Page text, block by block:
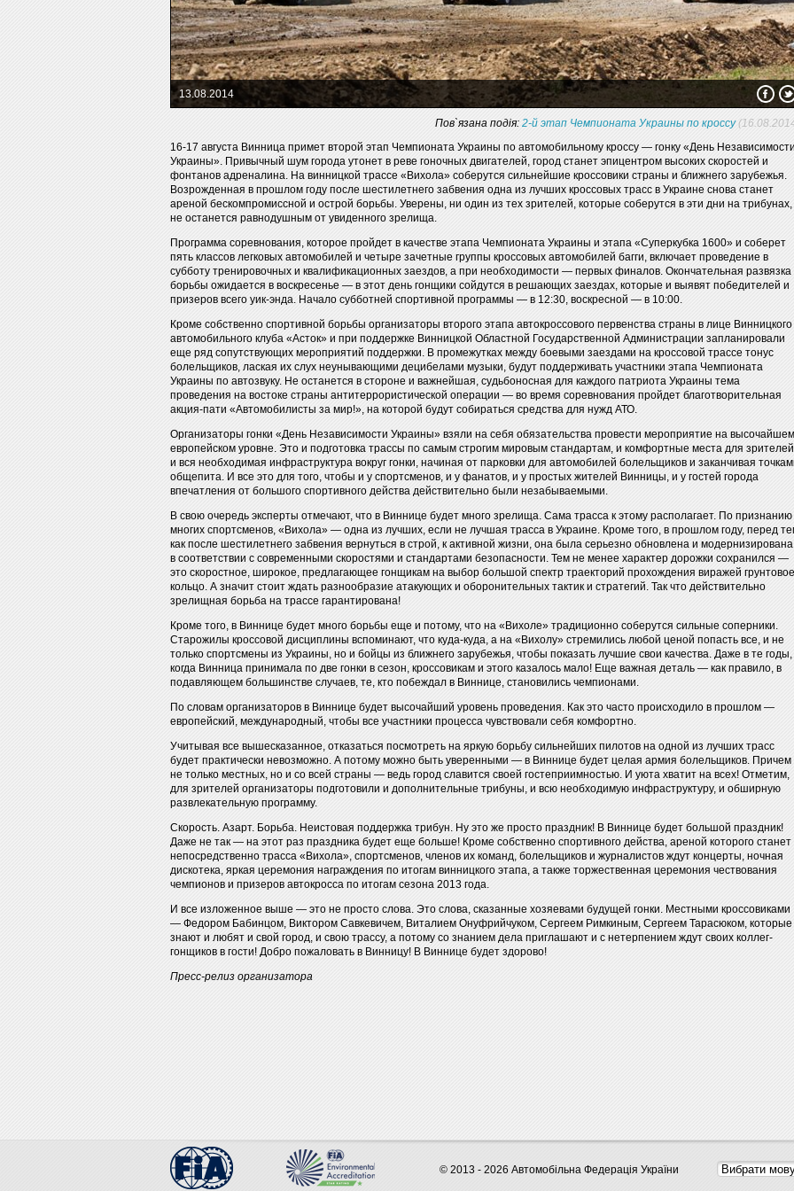
13.08.2014
Пов`язана подія: 2-й этап Чемпионата Украины по кроссу
16-17 августа Винница примет второй этап Чемпионата Украины по автомобильному кроссу — гонку «День Независимости
Украины». Привычный шум города утонет в реве гоночных двигателей, город станет эпицентром высоких скоростей и
фонтанов адреналина. На винницкой трассе «Вихола» соберутся сильнейшие кроссовики страны и ближнего зарубежья.
Возрожденная в прошлом году после шестилетнего забвения одна из лучших кроссовых трасс в Украине снова станет
ареной бескомпромиссной и острой борьбы. Уверены, ни один из тех зрителей, которые соберутся в эти дни на трибунах,
не останется равнодушным от увиденного зрелища.
Программа соревнования, которое пройдет в качестве этапа Чемпионата Украины и этапа «Суперкубка 1600» и соберет
пять классов легковых автомобилей и четыре зачетные группы кроссовых автомобилей багги, включает проведение в
субботу тренировочных и квалификационных заездов, а при необходимости — первых финалов. Окончательная развязка
борьбы ожидается в воскресенье — в этот день гонщики сойдутся в решающих заездах, которые и выявят победителей и
призеров всего уик-энда. Начало субботней спортивной программы — в 12:30, воскресной — в 10:00.
Кроме собственно спортивной борьбы организаторы второго этапа автокроссового первенства страны в лице Винницкого
автомобильного клуба «Асток» и при поддержке Винницкой Областной Государственной Администрации запланировали
еще ряд сопутствующих мероприятий поддержки. В промежутках между боевыми заездами на кроссовой трассе тонус
болельщиков, лаская их слух неунывающими децибелами музыки, будут поддерживать участники этапа Чемпионата
Украины по автозвуку. Не останется в стороне и важнейшая, судьбоносная для каждого патриота Украины тема
проведения на востоке страны антитеррористической операции — во время соревнования пройдет благотворительная
акция-пати «Автомобилисты за мир!», на которой будут собираться средства для нужд АТО.
Организаторы гонки «День Независимости Украины» взяли на себя обязательства провести мероприятие на высочайшем
европейском уровне. Это и подготовка трассы по самым строгим мировым стандартам, и комфортные места для
и вся необходимая инфраструктура вокруг гонки, начиная от парковки для автомобилей болельщиков и заканчивая
общепита. И все это для того, чтобы и у спортсменов, и у фанатов, и у простых жителей Винницы, и у гостей города
впечатления от большого спортивного действа действительно были незабываемыми.
В свою очередь эксперты отмечают, что в Виннице будет много зрелища. Сама трасса к этому располагает. По признанию
многих спортсменов, «Вихола» — одна из лучших, если не лучшая трасса в Украине. Кроме того, в прошлом году, перед
как после шестилетнего забвения вернуться в строй, к активной жизни, она была серьезно обновлена и модернизирована
в соответствии с современными скоростями и стандартами безопасности. Тем не менее характер дорожки сохранился —
это скоростное, широкое, предлагающее гонщикам на выбор большой спектр траекторий прохождения виражей грунтовое
кольцо. А значит стоит ждать разнообразие атакующих и оборонительных тактик и стратегий. Так что действительно
зрелищная борьба на трассе гарантирована!
Кроме того, в Виннице будет много борьбы еще и потому, что на «Вихоле» традиционно соберутся сильные соперники.
Старожилы кроссовой дисциплины вспоминают, что куда-куда, а на «Вихолу» стремились любой ценой попасть все, и не
только спортсмены из Украины, но и бойцы из ближнего зарубежья, чтобы показать лучшие свои качества. Даже в те годы,
когда Винница принимала по две гонки в сезон, кроссовикам и этого казалось мало! Еще важная деталь — как правило, в
подавляющем большинстве случаев, те, кто побеждал в Виннице, становились чемпионами.
По словам организаторов в Виннице будет высочайший уровень проведения. Как это часто происходило в прошлом —
европейский, международный, чтобы все участники процесса чувствовали себя комфортно.
Учитывая все вышесказанное, отказаться посмотреть на яркую борьбу сильнейших пилотов на одной из лучших трасс
будет практически невозможно. А потому можно быть уверенными — в Виннице будет целая армия болельщиков. Причем
не только местных, но и со всей страны — ведь город славится своей гостеприимностью. И уюта хватит на всех! Отметим,
для зрителей организаторы подготовили и дополнительные трибуны, и всю необходимую инфраструктуру, и обширную
развлекательную программу.
Скорость. Азарт. Борьба. Неистовая поддержка трибун. Ну это же просто праздник! В Виннице будет большой праздник!
Даже не так — на этот раз праздника будет еще больше! Кроме собственно спортивного действа, ареной которого станет
непосредственно трасса «Вихола», спортсменов, членов их команд, болельщиков и журналистов ждут концерты, ночная
дискотека, яркая церемония награждения по итогам винницкого этапа, а также торжественная церемония чествования
чемпионов и призеров автокросса по итогам сезона 2013 года.
И все изложенное выше — это не просто слова. Это слова, сказанные хозяевами будущей гонки. Местными кроссовиками
— Федором Бабинцом, Виктором Савкевичем, Виталием Онуфрийчуком, Сергеем Римкиным, Сергеем Тарасюком, которые
знают и любят и свой город, и свою трассу, а потому со знанием дела приглашают и с нетерпением ждут своих коллег-
гонщиков в гости! Добро пожаловать в Винницу! В Виннице будет здорово!
Пресс-релиз организатора
© 2013 - 2026 Автомобільна Федерація України